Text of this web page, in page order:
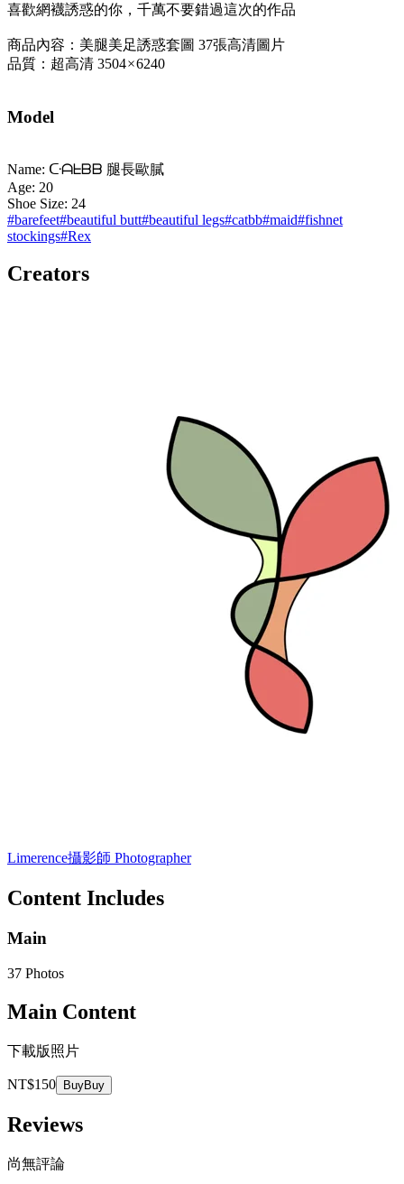
喜歡網襪誘惑的你，千萬不要錯過這次的作品
商品內容：美腿美足誘惑套圖 37張高清圖片
品質：超高清 3504 × 6240
Model
Name: ᑢᗩᖶᗷᗷ 腿長歐膩
Age: 20
Shoe Size: 24
#barefeet#beautiful butt#beautiful legs#catbb#maid#fishnet
stockings#Rex
Creators
Limerence攝影師 Photographer
Content Includes
Main
37 Photos
Main Content
下載版照片
NT$150 BuyBuy
Reviews
尚無評論